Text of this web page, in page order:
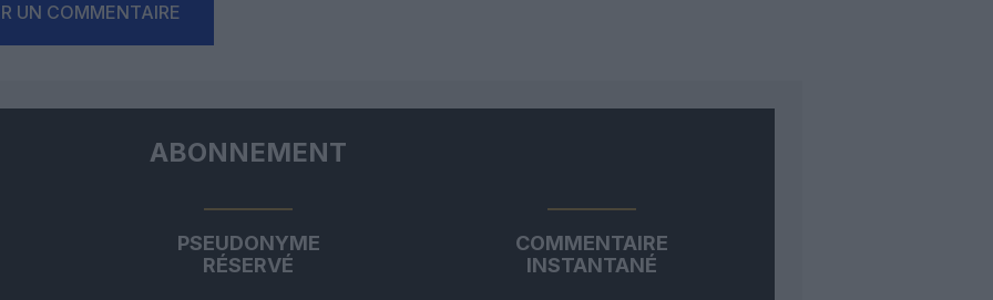
UN COMMENTAIRE
ABONNEMENT
PSEUDONYME
RÉSERVÉ
COMMENTAIRE
INSTANTANÉ